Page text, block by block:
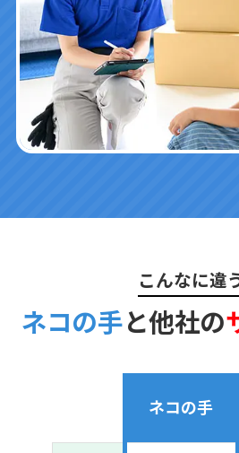
こんなに違
ネコの手と他社の
ネコの手